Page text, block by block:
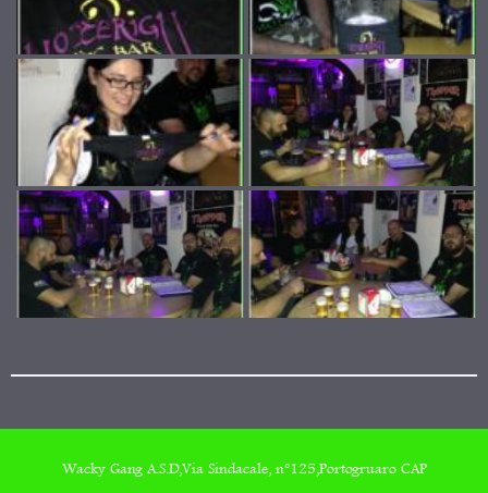
Wacky Gang A.S.D,Via Sindacale, n°125,Portogruaro CAP